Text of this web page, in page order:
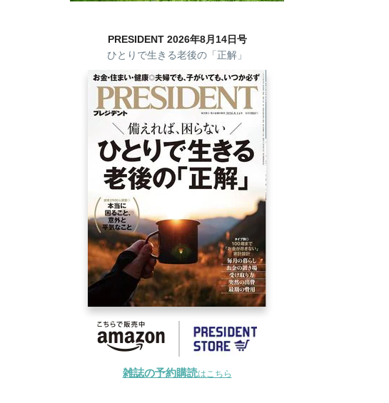
PRESIDENT 2026年8月14日号
ひとりで生きる老後の「正解」
雑誌の予約購読はこちら